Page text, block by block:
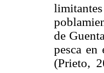
de
pesca en
(Prieto,